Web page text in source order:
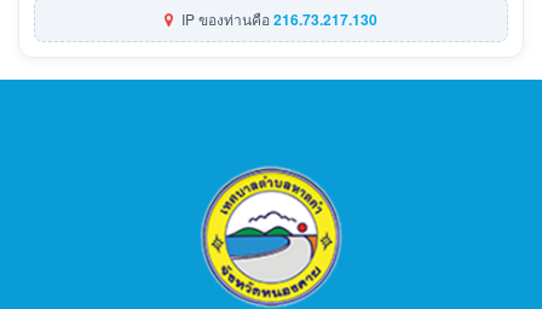
IP ของท่านคือ216.73.217.130